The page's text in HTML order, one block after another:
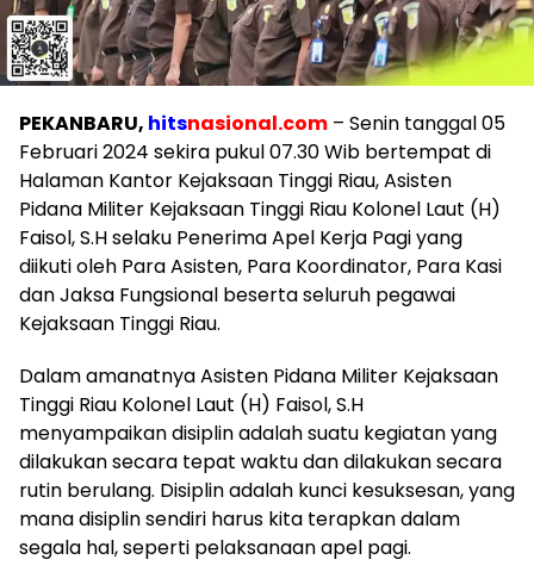
PEKANBARU, hitsnasional.com – Senin tanggal 05
Februari 2024 sekira pukul 07.30 Wib bertempat di
Halaman Kantor Kejaksaan Tinggi Riau, Asisten
Pidana Militer Kejaksaan Tinggi Riau Kolonel Laut (H)
Faisol, S.H selaku Penerima Apel Kerja Pagi yang
diikuti oleh Para Asisten, Para Koordinator, Para Kasi
dan Jaksa Fungsional beserta seluruh pegawai
Kejaksaan Tinggi Riau.
Dalam amanatnya Asisten Pidana Militer Kejaksaan
Tinggi Riau Kolonel Laut (H) Faisol, S.H
menyampaikan disiplin adalah suatu kegiatan yang
dilakukan secara tepat waktu dan dilakukan secara
rutin berulang. Disiplin adalah kunci kesuksesan, yang
mana disiplin sendiri harus kita terapkan dalam
segala hal, seperti pelaksanaan apel pagi.